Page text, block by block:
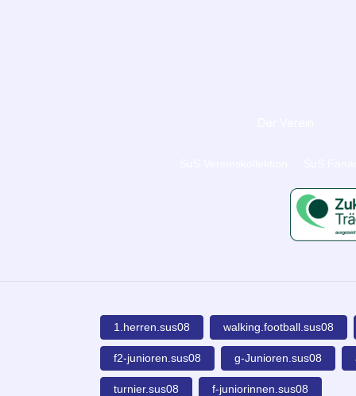
1.herren.sus08 walking.football.sus08
f2-junioren.sus08 g-Junioren.sus08
turnier.sus08 f-juniorinnen.sus08